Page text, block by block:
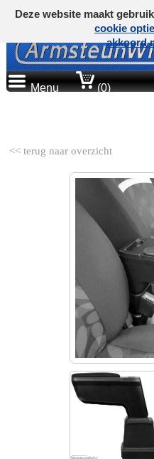
Menu (0)
<< terug naar overzicht
Deze website maakt
cookie
akkoord